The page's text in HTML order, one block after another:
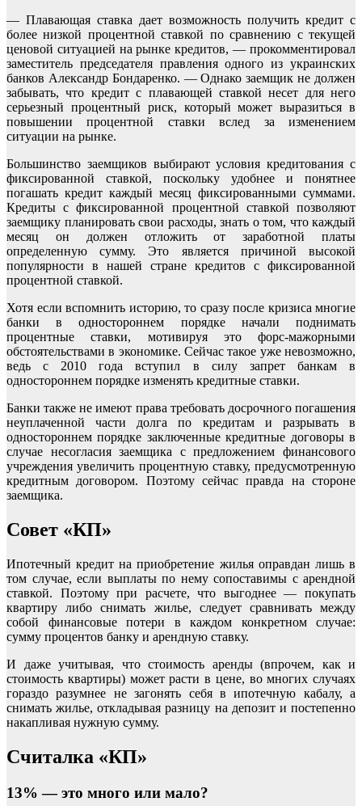
— Плавающая ставка дает возможность получить кредит с
более низкой процентной ставкой по сравнению с текущей
ценовой ситуацией на рынке кредитов, — прокомментировал
заместитель председателя правления одного из украинских
банков Александр Бондаренко. — Однако заемщик не должен
забывать, что кредит с плавающей ставкой несет для него
серьезный процентный риск, который может выразиться в
повышении процентной ставки вслед за изменением
ситуации на рынке.
Большинство заемщиков выбирают условия кредитования с
фиксированной ставкой, поскольку удобнее и понятнее
погашать кредит каждый месяц фиксированными суммами.
Кредиты с фиксированной процентной ставкой позволяют
заемщику планировать свои расходы, знать о том, что каждый
месяц он должен отложить от заработной платы
определенную сумму. Это является причиной высокой
популярности в нашей стране кредитов с фиксированной
процентной ставкой.
Хотя если вспомнить историю, то сразу после кризиса многие
банки в одностороннем порядке начали поднимать
процентные ставки, мотивируя это форс-мажорными
обстоятельствами в экономике. Сейчас такое уже невозможно,
ведь с 2010 года вступил в силу запрет банкам в
одностороннем порядке изменять кредитные ставки.
Банки также не имеют права требовать досрочного погашения
неуплаченной части долга по кредитам и разрывать в
одностороннем порядке заключенные кредитные договоры в
случае несогласия заемщика с предложением финансового
учреждения увеличить процентную ставку, предусмотренную
кредитным договором. Поэтому сейчас правда на стороне
заемщика.
Совет «КП»
Ипотечный кредит на приобретение жилья оправдан лишь в
том случае, если выплаты по нему сопоставимы с арендной
ставкой. Поэтому при расчете, что выгоднее — покупать
квартиру либо снимать жилье, следует сравнивать между
собой финансовые потери в каждом конкретном случае:
сумму процентов банку и арендную ставку.
И даже учитывая, что стоимость аренды (впрочем, как и
стоимость квартиры) может расти в цене, во многих случаях
гораздо разумнее не загонять себя в ипотечную кабалу, а
снимать жилье, откладывая разницу на депозит и постепенно
накапливая нужную сумму.
Считалка «КП»
13% — это много или мало?